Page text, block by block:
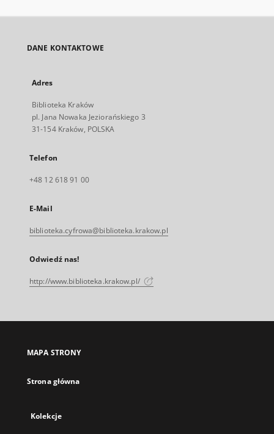
DANE KONTAKTOWE
Adres
Biblioteka Kraków
pl. Jana Nowaka Jeziorańskiego 3
31-154 Kraków, POLSKA
Telefon
+48 12 618 91 00
E-Mail
biblioteka.cyfrowa@biblioteka.krakow.pl
Odwiedź nas!
http://www.biblioteka.krakow.pl/
MAPA STRONY
Strona główna
Kolekcje